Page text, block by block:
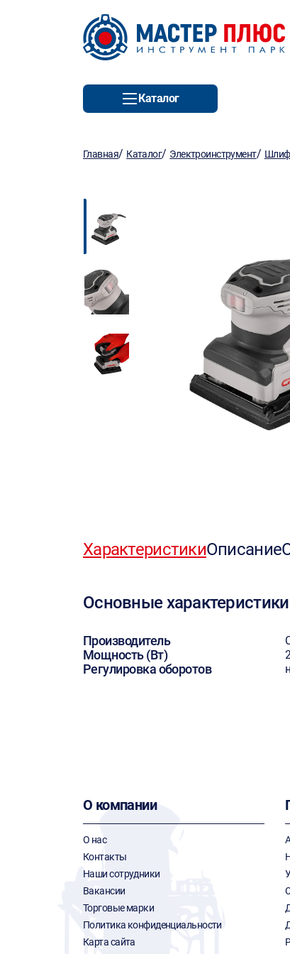
Каталог
Главная/ Каталог/ Электроинструмент/
ХарактеристикиОписание
Основные характеристики
Производитель
Мощность (Вт)
Регулировка оборотов
О компании
О нас
Контакты
Наши сотрудники
Вакансии
Торговые марки
Политика конфиденциальности
Карта сайта